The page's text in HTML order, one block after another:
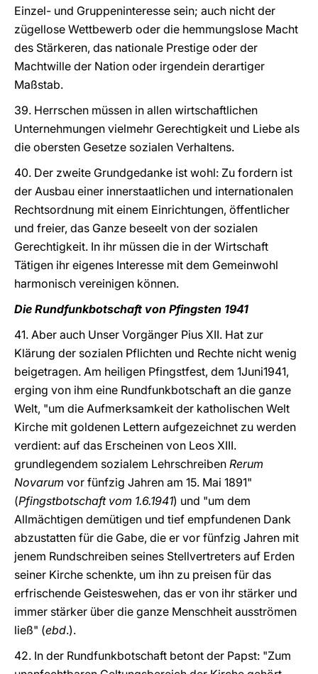
Einzel- und Gruppeninteresse sein; auch nicht der
zügellose Wettbewerb oder die hemmungslose Macht
des Stärkeren, das nationale Prestige oder der
Machtwille der Nation oder irgendein derartiger
Maßstab.
39. Herrschen müssen in allen wirtschaftlichen
Unternehmungen vielmehr Gerechtigkeit und Liebe als
die obersten Gesetze sozialen Verhaltens.
40. Der zweite Grundgedanke ist wohl: Zu fordern ist
der Ausbau einer innerstaatlichen und internationalen
Rechtsordnung mit einem Einrichtungen, öffentlicher
und freier, das Ganze beseelt von der sozialen
Gerechtigkeit. In ihr müssen die in der Wirtschaft
Tätigen ihr eigenes Interesse mit dem Gemeinwohl
harmonisch vereinigen können.
Die Rundfunkbotschaft von Pfingsten 1941
41. Aber auch Unser Vorgänger Pius XII. Hat zur
Klärung der sozialen Pflichten und Rechte nicht wenig
beigetragen. Am heiligen Pfingstfest, dem 1Juni1941,
erging von ihm eine Rundfunkbotschaft an die ganze
Welt, "um die Aufmerksamkeit der katholischen Welt
Kirche mit goldenen Lettern aufgezeichnet zu werden
verdient: auf das Erscheinen von Leos XIII.
grundlegendem sozialem Lehrschreiben Rerum
Novarum vor fünfzig Jahren am 15. Mai 1891"
(Pfingstbotschaft vom 1.6.1941) und "um dem
Allmächtigen demütigen und tief empfundenen Dank
abzustatten für die Gabe, die er vor fünfzig Jahren mit
jenem Rundschreiben seines Stellvertreters auf Erden
seiner Kirche schenkte, um ihn zu preisen für das
erfrischende Geisteswehen, das er von ihr stärker und
immer stärker über die ganze Menschheit ausströmen
ließ" (ebd.).
42. In der Rundfunkbotschaft betont der Papst: "Zum